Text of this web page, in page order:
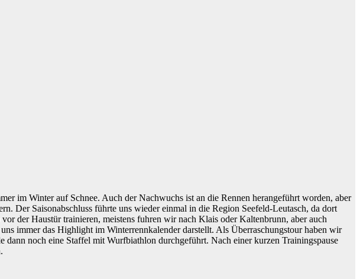
im Winter auf Schnee. Auch der Nachwuchs ist an die Rennen herangeführt worden, aber
Der Saisonabschluss führte uns wieder einmal in die Region Seefeld-Leutasch, da dort
der Haustür trainieren, meistens fuhren wir nach Klais oder Kaltenbrunn, aber auch
immer das Highlight im Winterrennkalender darstellt. Als Überraschungstour haben wir
noch eine Staffel mit Wurfbiathlon durchgeführt. Nach einer kurzen Trainingspause